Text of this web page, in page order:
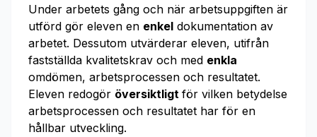
Under arbetets gång och när arbetsuppgiften är
utförd gör eleven en enkel dokumentation av
arbetet. Dessutom utvärderar eleven, utifrån
fastställda kvalitetskrav och med enkla
omdömen, arbetsprocessen och resultatet.
Eleven redogör översiktligt för vilken betydelse
arbetsprocessen och resultatet har för en
hållbar utveckling.